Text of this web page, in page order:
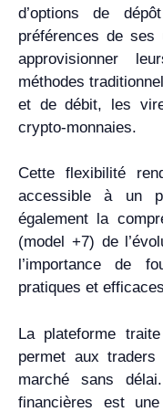
d’options de
préférences de ses
approvisionner
méthodes
et de débit, les
crypto-monnaies.
Cette flexibilité
accessible à un
également la
(model +7) de
l’importance de
pratiques et
La plateforme
permet aux
marché sans
financières est